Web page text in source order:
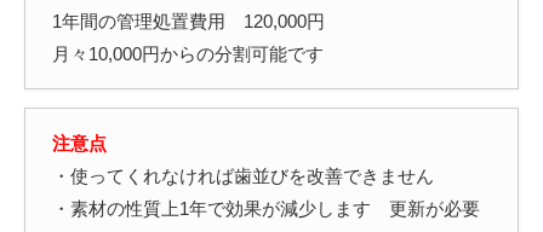
1年間の管理処置費用 120,000円
月々10,000円からの分割可能です
注意点
・使ってくれなければ歯並びを改善できません
・素材の性質上1年で効果が減少します 更新が必要